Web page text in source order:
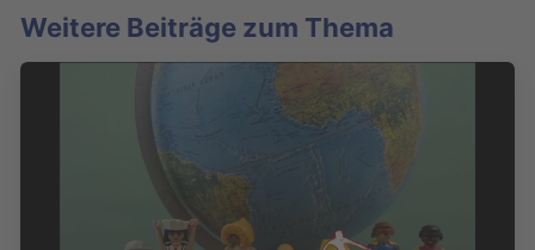
Weitere Beiträge zum Thema